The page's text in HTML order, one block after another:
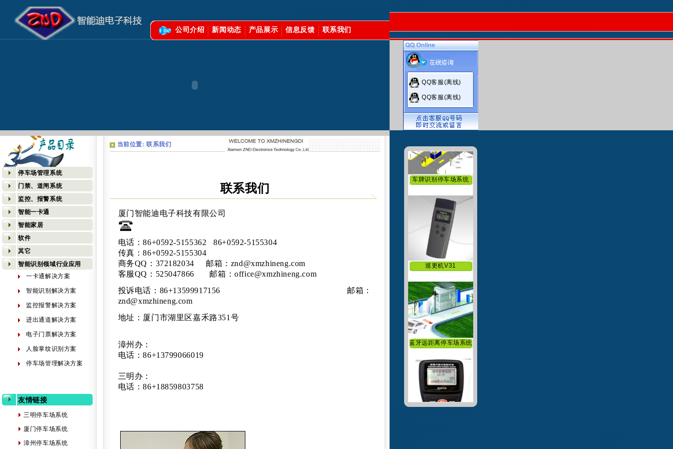
公司介绍 新闻动态 产品展示 信息反馈 联系我们
停车场管理系统
门禁、道闸系统
监控、报警系统
智能一卡通
智能家居
软件
其它
智能识别领域行业应用
一卡通解决方案
智能识别解决方案
监控报警解决方案
进出通道解决方案
电子门票解决方案
人脸掌纹识别方案
停车场管理解决方案
友情链接
三明停车场系统
厦门停车场系统
漳州停车场系统
当前位置: 联系我们
联系我们
厦门智能迪电子科技有限公司
电话：86+0592-5155362 86+0592-5155304
传真：86+0592-5155304
商务QQ：372182034 邮箱： znd@xmzhineng.com
客服QQ：525047866 邮箱：office@xmzhineng.com
投诉电话 ：86+13599917156 邮箱：
znd@xmzhineng.com
地址：厦门市湖里区嘉禾路351号
漳州办：
电话：86+13799066019
三明办：
电话：86+18859803758
直杆道闸
自动发卡机
车牌识别停车场系统
巡更机V31
蓝牙远距离停车场系统
QQ客服(离线)
QQ客服(离线)